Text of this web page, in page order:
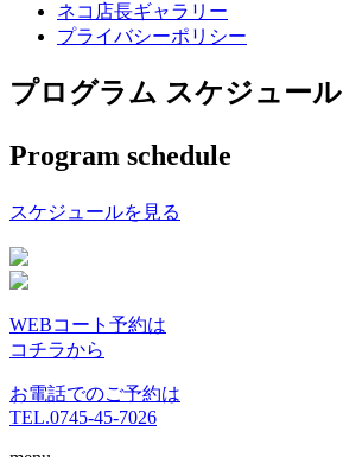
ネコ店長ギャラリー
プライバシーポリシー
プログラム スケジュール
Program schedule
スケジュールを見る
WEBコート予約は
コチラから
お電話でのご予約は
TEL.0745-45-7026